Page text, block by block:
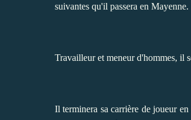
suivantes qu'il passera en
Travailleur et meneur d'hommes, il
Il terminera sa carrière de joueur